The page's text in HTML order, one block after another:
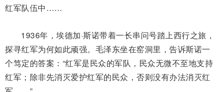
红军队伍中……
1936年，埃德加·斯诺带着一长串问号踏上西行之旅，
探寻红军为何如此顽强。毛泽东坐在窑洞里，告诉斯诺一
个笃定的答案：“红军是民众的军队，民众无微不至地支持
红军；除非先消灭爱护红军的民众，否则没有办法消灭红